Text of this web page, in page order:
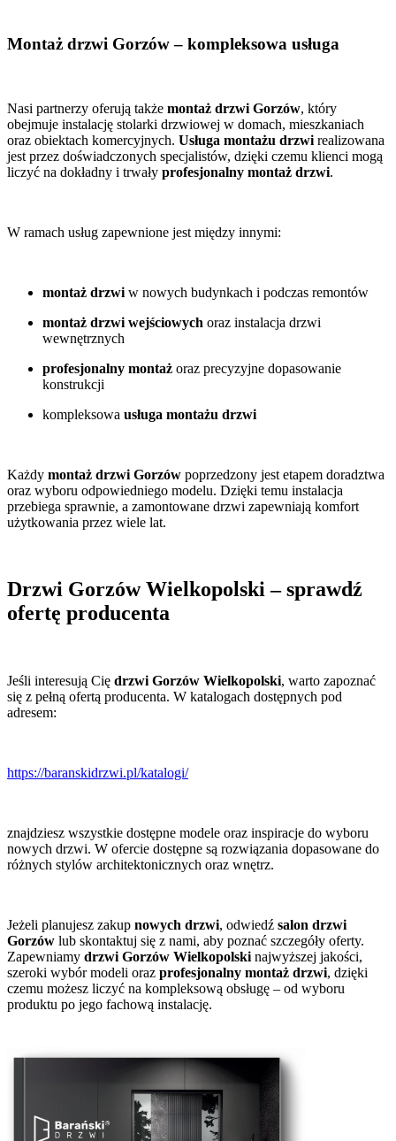
Montaż drzwi Gorzów – kompleksowa usługa
Nasi partnerzy oferują także montaż drzwi Gorzów, który
obejmuje instalację stolarki drzwiowej w domach, mieszkaniach
oraz obiektach komercyjnych. Usługa montażu drzwi realizowana
jest przez doświadczonych specjalistów, dzięki czemu klienci mogą
liczyć na dokładny i trwały profesjonalny montaż drzwi.
W ramach usług zapewnione jest między innymi:
montaż drzwi w nowych budynkach i podczas remontów
montaż drzwi wejściowych oraz instalacja drzwi
wewnętrznych
profesjonalny montaż oraz precyzyjne dopasowanie
konstrukcji
kompleksowa usługa montażu drzwi
Każdy montaż drzwi Gorzów poprzedzony jest etapem doradztwa
oraz wyboru odpowiedniego modelu. Dzięki temu instalacja
przebiega sprawnie, a zamontowane drzwi zapewniają komfort
użytkowania przez wiele lat.
Drzwi Gorzów Wielkopolski – sprawdź
ofertę producenta
Jeśli interesują Cię drzwi Gorzów Wielkopolski, warto zapoznać
się z pełną ofertą producenta. W katalogach dostępnych pod
adresem:
https://baranskidrzwi.pl/katalogi/
znajdziesz wszystkie dostępne modele oraz inspiracje do wyboru
nowych drzwi. W ofercie dostępne są rozwiązania dopasowane do
różnych stylów architektonicznych oraz wnętrz.
Jeżeli planujesz zakup nowych drzwi, odwiedź salon drzwi
Gorzów lub skontaktuj się z nami, aby poznać szczegóły oferty.
Zapewniamy drzwi Gorzów Wielkopolski najwyższej jakości,
szeroki wybór modeli oraz profesjonalny montaż drzwi, dzięki
czemu możesz liczyć na kompleksową obsługę – od wyboru
produktu po jego fachową instalację.